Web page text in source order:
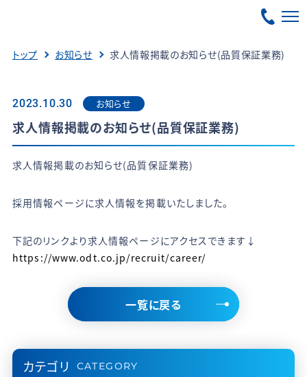
トップ お知らせ 求人情報掲載のお知らせ(品質保証業務)
2023.10.30 お知らせ
求人情報掲載のお知らせ(品質保証業務)
求人情報掲載のお知らせ(品質保証業務)
採用情報ページに求人情報を掲載いたしました。
下記のリンクより求人情報ページにアクセスできます↓
https://www.odt.co.jp/recruit/career/
一覧に戻る
カテゴリ CATEGORY